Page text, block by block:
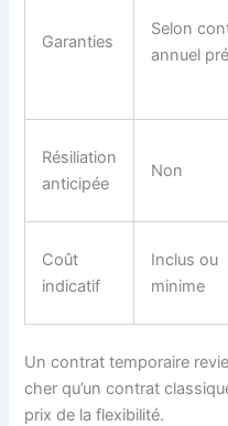
Garanties
Selon
annuel
Résiliation
anticipée
Non
Coût
indicatif
Inclus ou
minime
Un contrat temporaire
cher qu’un contrat
prix de la flexibilité.